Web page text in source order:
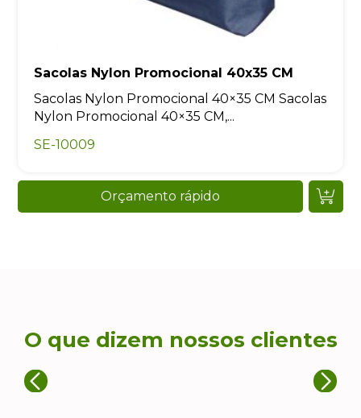
Sacolas Nylon Promocional 40x35 CM
Sacolas Nylon Promocional 40×35 CM Sacolas
Nylon Promocional 40×35 CM,...
SE-10009
Orçamento rápido
O que dizem nossos clientes